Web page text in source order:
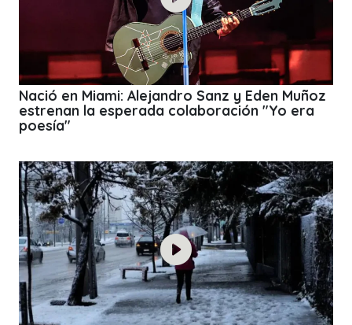
Nació en Miami: Alejandro Sanz y Eden Muñoz
estrenan la esperada colaboración "Yo era
poesía"